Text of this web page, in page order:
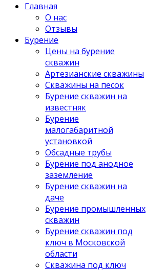
Главная
О нас
Отзывы
Бурение
Цены на бурение
скважин
Артезианские скважины
Скважины на песок
Бурение скважин на
известняк
Бурение
малогабаритной
установкой
Обсадные трубы
Бурение под анодное
заземление
Бурение скважин на
даче
Бурение промышленных
скважин
Бурение скважин под
ключ в Московской
области
Скважина под ключ